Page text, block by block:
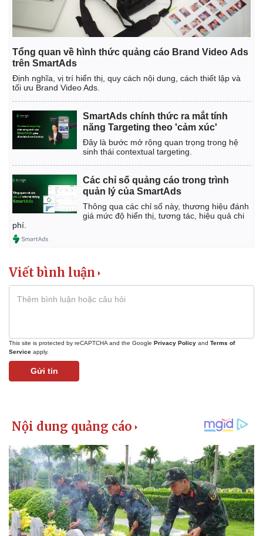
Pháp luật
Vụ án
Quân sự - Quốc phòng
Vũ khí
Tổng quan về hình thức quảng cáo Brand Video Ads
trên SmartAds
Định nghĩa, vị trí hiển thị, quy cách nội dung, cách thiết lập và
tối ưu Brand Video Ads.
SmartAds chính thức ra mắt tính
năng Targeting theo 'cảm xúc'
Đây là bước mở rộng quan trọng trong hệ
sinh thái contextual targeting.
Các chỉ số quảng cáo trong trình
quản lý của SmartAds
Thông qua các chỉ số này, thương hiệu đánh
giá mức độ hiển thị, tương tác, hiệu quả chi
phí.
Viết bình luận
This site is protected by reCAPTCHA and the Google Privacy Policy and Terms of
Service apply.
Gửi tin